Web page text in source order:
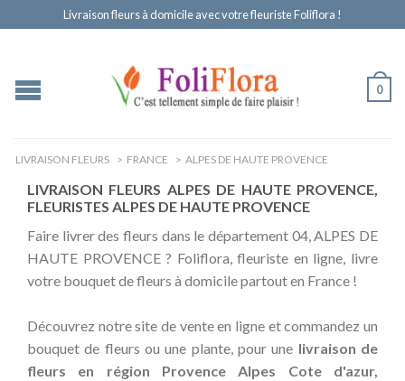
Livraison fleurs à domicile avec votre fleuriste Foliflora !
0
LIVRAISON FLEURS > FRANCE > ALPES DE HAUTE PROVENCE
LIVRAISON FLEURS ALPES DE HAUTE PROVENCE,
FLEURISTES ALPES DE HAUTE PROVENCE
Faire livrer des fleurs dans le département 04, ALPES DE
HAUTE PROVENCE ? Foliflora, fleuriste en ligne, livre
votre bouquet de fleurs à domicile partout en France !
Découvrez notre site de vente en ligne et commandez un
bouquet de fleurs ou une plante, pour une livraison de
fleurs en région Provence Alpes Cote d'azur,